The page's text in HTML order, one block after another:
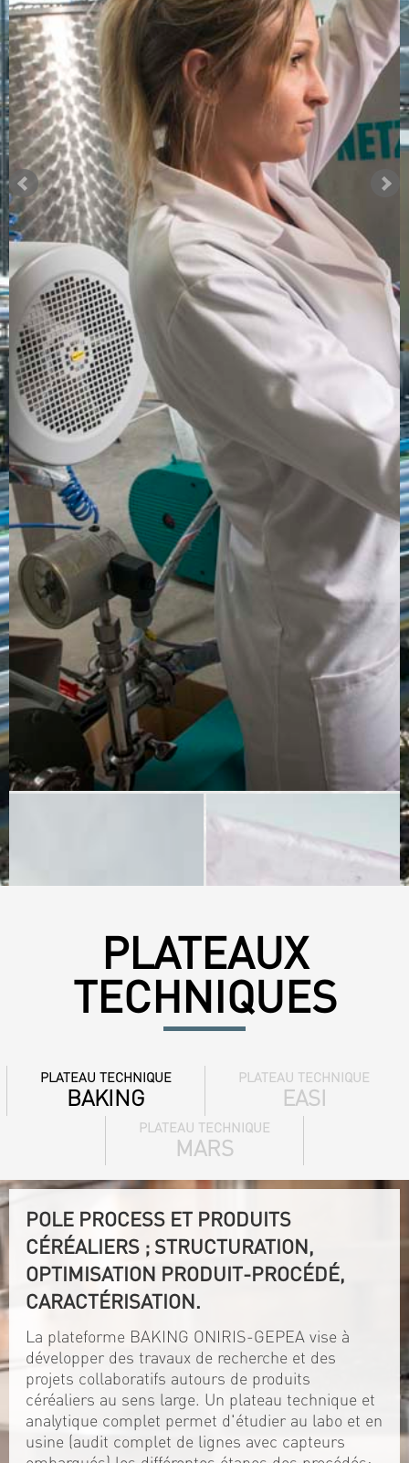
PLATEAUX
TECHNIQUES
PLATEAU TECHNIQUE
BAKING
PLATEAU TECHNIQUE
EASI
PLATEAU TECHNIQUE
MARS
POLE PROCESS ET PRODUITS
CÉRÉALIERS ; STRUCTURATION,
OPTIMISATION PRODUIT-PROCÉDÉ,
CARACTÉRISATION.
La plateforme BAKING ONIRIS-GEPEA vise à
développer des travaux de recherche et des
projets collaboratifs autours de produits
céréaliers au sens large. Un plateau technique et
analytique complet permet d'étudier au labo et en
usine (audit complet de lignes avec capteurs